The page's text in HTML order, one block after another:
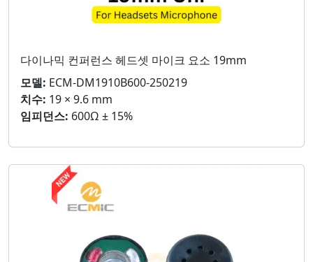
다이나믹 컨퍼런스 헤드셋 마이크 요소 19mm
모델: ECM-DM1910B600-250219
치수: 19 × 9.6 mm
임피던스: 600Ω ± 15%